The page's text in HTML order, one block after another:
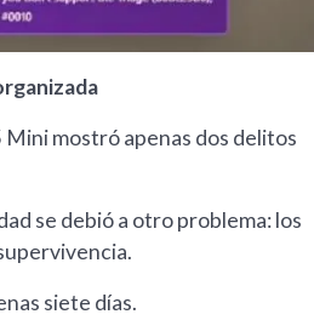
mostró apenas dos delitos
se debió a otro problema: los
siete días.